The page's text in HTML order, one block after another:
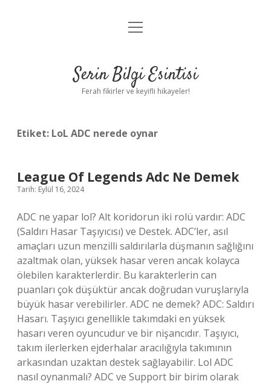
Anasayfa
Yasal Uyarı
menüyü
Serin Bilgi Esintisi
Ferah fikirler ve keyifli hikayeler!
Etiket: LoL ADC nerede oynar
League Of Legends Adc Ne Demek
Tarih: Eylül 16, 2024
ADC ne yapar lol? Alt koridorun iki rolü vardır: ADC
(Saldırı Hasar Taşıyıcısı) ve Destek. ADC’ler, asıl
amaçları uzun menzilli saldırılarla düşmanın sağlığını
azaltmak olan, yüksek hasar veren ancak kolayca
ölebilen karakterlerdir. Bu karakterlerin can
puanları çok düşüktür ancak doğrudan vuruşlarıyla
büyük hasar verebilirler. ADC ne demek? ADC: Saldırı
Hasarı. Taşıyıcı genellikle takımdaki en yüksek
hasarı veren oyuncudur ve bir nişancıdır. Taşıyıcı,
takım ilerlerken ejderhalar aracılığıyla takımının
arkasından uzaktan destek sağlayabilir. Lol ADC
nasıl oynanmalı? ADC ve Support bir birim olarak